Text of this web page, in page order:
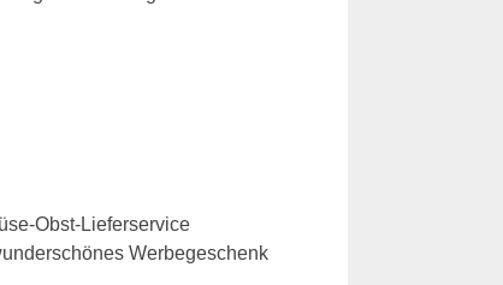
Obst-Lieferservice
Werbegeschenk